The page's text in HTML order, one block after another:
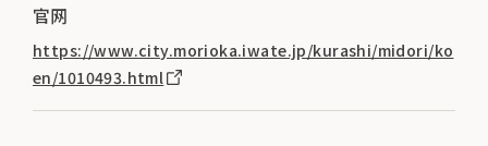
官网
https://www.city.morioka.iwate.jp/kurashi/midori/ko
en/1010493.html